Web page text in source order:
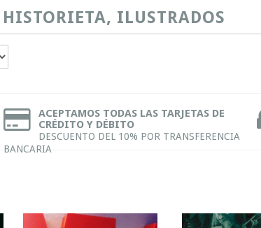
HISTORIETA, ILUSTRADOS
ACEPTAMOS TODAS LAS TARJETAS DE
CRÉDITO Y DÉBITO
DESCUENTO DEL 10% POR TRANSFERENCIA
BANCARIA